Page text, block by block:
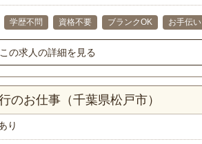
学歴不問 資格不要 ブランクOK お手伝
この求人の詳細を見る
のお仕事（千葉県松戸市）
り